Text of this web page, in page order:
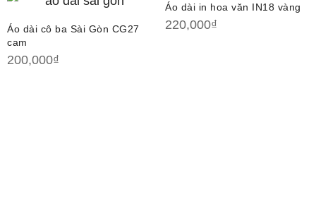
Áo dài cô ba Sài Gòn CG27
cam
200,000₫
Áo dài in hoa văn IN18 vàng
220,000₫